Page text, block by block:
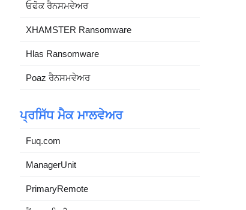
ਓਫੋਕ ਰੈਨਸਮਵੇਅਰ
XHAMSTER Ransomware
Hlas Ransomware
Poaz ਰੈਨਸਮਵੇਅਰ
ਪ੍ਰਸਿੱਧ ਮੈਕ ਮਾਲਵੇਅਰ
Fuq.com
ManagerUnit
PrimaryRemote